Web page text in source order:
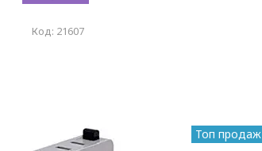
21607
Топ продаж